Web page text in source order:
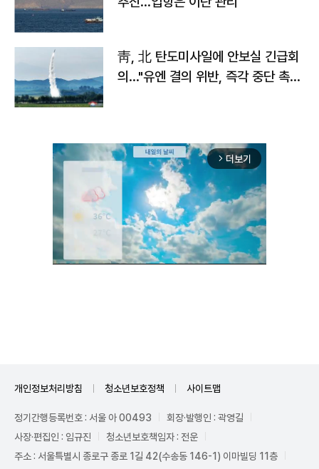
靑, 北 탄도미사일에 안보실 긴급회
의…"유엔 결의 위반, 즉각 중단 촉
arrow_forward_ios 더보기
개인정보처리방침 청소년보호정책 사이트맵
정기간행등록번호 : 서울 아 00493
회장·발행인 : 곽영길
사장·편집인 : 임규진
청소년보호책임자 : 전운
주소 : 서울특별시 종로구 종로 1길 42(수송동 146-1) 이마빌딩 11층